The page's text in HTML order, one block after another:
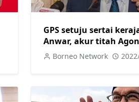
GPS setuju sertai
Anwar, akur titah
Johari
Borneo Network